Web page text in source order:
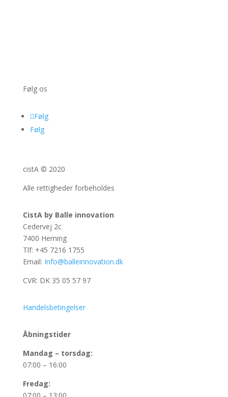
Følg os
Følg
Følg
cistA © 2020
Alle rettigheder forbeholdes
CistA by Balle innovation
Cedervej 2c
7400 Herning
Tlf: +45 7216 1755
Email: Info@balleinnovation.dk
CVR: DK 35 05 57 97
Handelsbetingelser
Åbningstider
Mandag – torsdag:
07:00 – 16:00
Fredag: